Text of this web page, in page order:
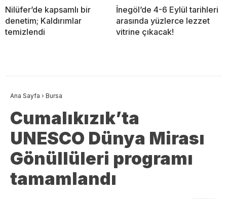
Nilüfer’de kapsamlı bir
denetim; Kaldırımlar
temizlendi
İnegöl’de 4-6 Eylül tarihleri
arasında yüzlerce lezzet
vitrine çıkacak!
Ana Sayfa › Bursa
Cumalıkızık’ta
UNESCO Dünya Mirası
Gönüllüleri programı
tamamlandı